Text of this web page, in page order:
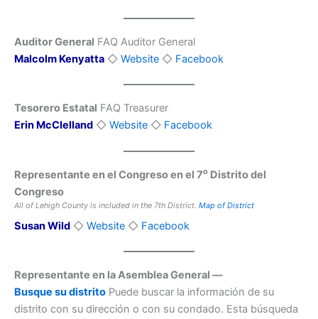
Auditor General FAQ Auditor General
Malcolm Kenyatta ◇ Website ◇ Facebook
Tesorero Estatal FAQ Treasurer
Erin McClelland ◇ Website ◇ Facebook
Representante en el Congreso en el 7o Distrito del
Congreso
All of Lehigh County is included in the 7th District. Map of District
Susan Wild ◇ Website ◇ Facebook
Representante en la Asemblea General —
Busque su distrito Puede buscar la información de su
distrito con su dirección o con su condado. Esta búsqueda